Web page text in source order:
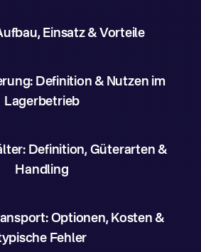
Einsatz & Vorteile
Definition & Nutzen im
Lagerbetrieb
Definition, Güterarten &
Handling
Optionen, Kosten &
Fehler